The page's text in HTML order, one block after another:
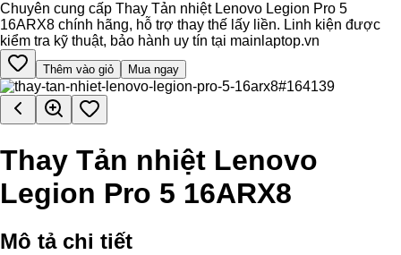
Chuyên cung cấp Thay Tản nhiệt Lenovo Legion Pro 5
16ARX8 chính hãng, hỗ trợ thay thế lấy liền. Linh kiện được
kiểm tra kỹ thuật, bảo hành uy tín tại mainlaptop.vn
Thêm vào giỏ Mua ngay
Thay Tản nhiệt Lenovo
Legion Pro 5 16ARX8
Mô tả chi tiết